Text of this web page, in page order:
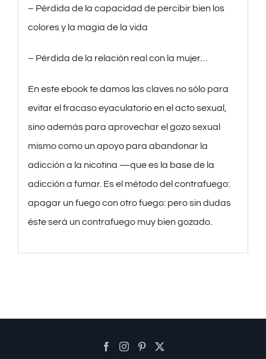
– Pérdida de la capacidad de percibir bien los
colores y la magia de la vida
– Pérdida de la relación real con la mujer…
En este ebook te damos las claves no sólo para
evitar el fracaso eyaculatorio en el acto sexual,
sino además para aprovechar el gozo sexual
mismo como un apoyo para abandonar la
adicción a la nicotina —que es la base de la
adicción a fumar. Es el método del contrafuego:
apagar un fuego con otro fuego: pero sin dudas
éste será un contrafuego muy bien gozado.